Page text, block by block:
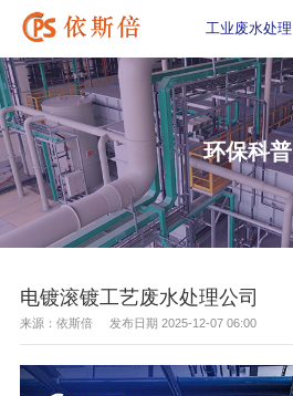
工业废水处理
环保科普
电镀滚镀工艺废水处理公司
来源：依斯倍 发布日期 2025-12-07 06:00